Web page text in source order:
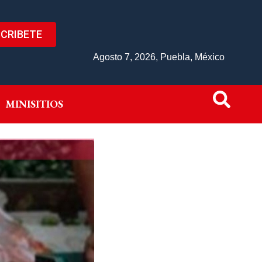
Agosto 7, 2026, Puebla, México
MINISITIOS
MINISITIOS